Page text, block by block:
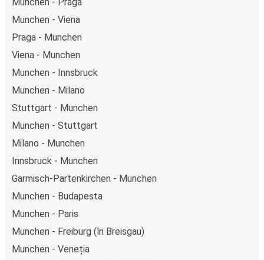
Munchen - Viena
Praga - Munchen
Viena - Munchen
Munchen - Innsbruck
Munchen - Milano
Stuttgart - Munchen
Munchen - Stuttgart
Milano - Munchen
Innsbruck - Munchen
Garmisch-Partenkirchen - Munchen
Munchen - Budapesta
Munchen - Paris
Munchen - Freiburg (în Breisgau)
Munchen - Veneția